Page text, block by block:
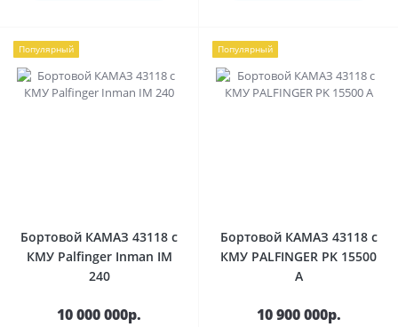
Популярный
Бортовой КАМАЗ 43118 с
КМУ Palfinger Inman IM
240
10 000 000р.
Популярный
Бортовой КАМАЗ 43118 с
КМУ PALFINGER PK 15500
А
10 900 000р.